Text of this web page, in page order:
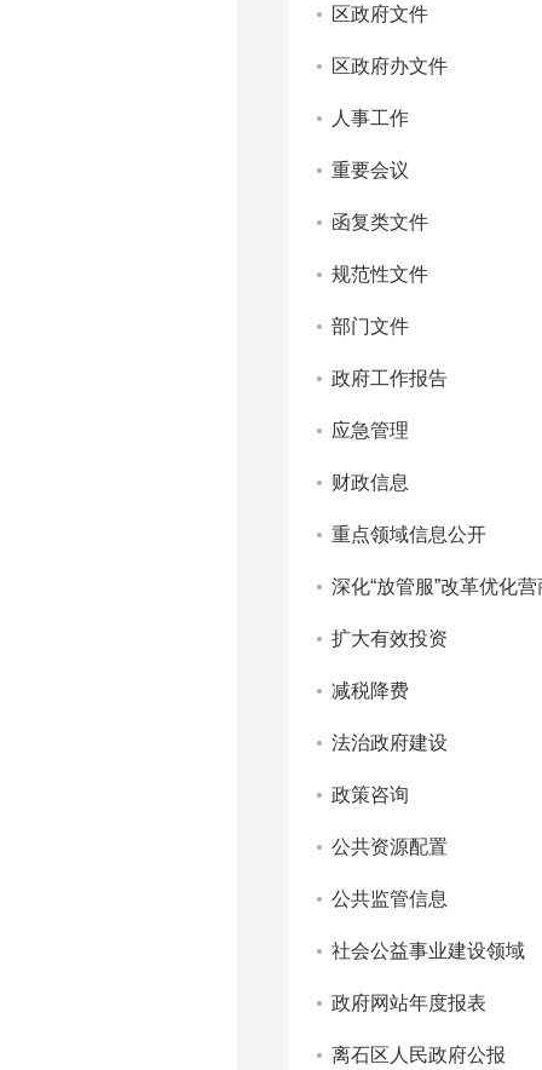
区政府文件
区政府办文件
人事工作
重要会议
函复类文件
规范性文件
部门文件
政府工作报告
应急管理
财政信息
重点领域信息公开
深化“放管服”改革优化
扩大有效投资
减税降费
法治政府建设
政策咨询
公共资源配置
公共监管信息
社会公益事业建设领域
政府网站年度报表
离石区人民政府公报